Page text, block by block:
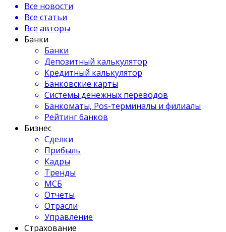
Все новости
Все статьи
Все авторы
Банки
Банки
Депозитный калькулятор
Кредитный калькулятор
Банковские карты
Системы денежных переводов
Банкоматы, Pos-терминалы и филиалы
Рейтинг банков
Бизнес
Сделки
Прибыль
Кадры
Тренды
МСБ
Отчеты
Отрасли
Управление
Страхование